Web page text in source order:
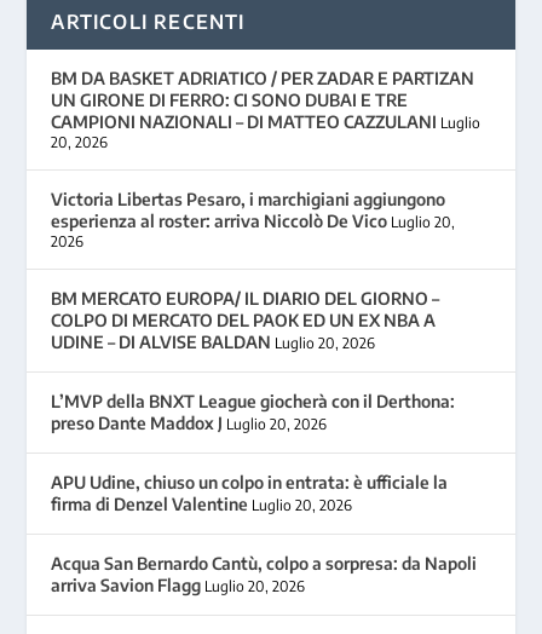
ARTICOLI RECENTI
BM DA BASKET ADRIATICO / PER ZADAR E PARTIZAN
UN GIRONE DI FERRO: CI SONO DUBAI E TRE
CAMPIONI NAZIONALI – DI MATTEO CAZZULANI Luglio
20, 2026
Victoria Libertas Pesaro, i marchigiani aggiungono
esperienza al roster: arriva Niccolò De Vico Luglio 20,
2026
BM MERCATO EUROPA/ IL DIARIO DEL GIORNO –
COLPO DI MERCATO DEL PAOK ED UN EX NBA A
UDINE – DI ALVISE BALDAN Luglio 20, 2026
L’MVP della BNXT League giocherà con il Derthona:
preso Dante Maddox J Luglio 20, 2026
APU Udine, chiuso un colpo in entrata: è ufficiale la
firma di Denzel Valentine Luglio 20, 2026
Acqua San Bernardo Cantù, colpo a sorpresa: da Napoli
arriva Savion Flagg Luglio 20, 2026